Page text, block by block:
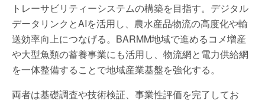
トレーサビリティーシステムの構築を目指す。デジタル
データリンクとAIを活用し、農水産品物流の高度化や輸
送効率向上につなげる。BARMM地域で進めるコメ増産
や大型魚類の蓄養事業にも活用し、物流網と電力供給網
を一体整備することで地域産業基盤を強化する。
両者は基礎調査や技術検証、事業性評価を完了してお